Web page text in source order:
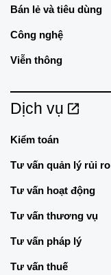
Bán lẻ và tiêu dùng
Công nghệ
Viễn thông
Dịch vụ
Kiểm toán
Tư vấn quản lý rủi ro
Tư vấn hoạt động
Tư vấn thương vụ
Tư vấn pháp lý
Tư vấn thuế